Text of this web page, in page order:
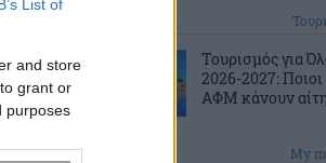
List of
and store
grant or
purposes
Τουρισμός για
2026-2027: Ποιοι
ΑΦΜ κάνουν
2 ώρες πριν My